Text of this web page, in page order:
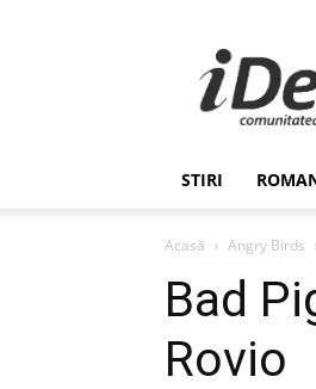
STIRI
Acasă Angry Birds
Bad
Rovio